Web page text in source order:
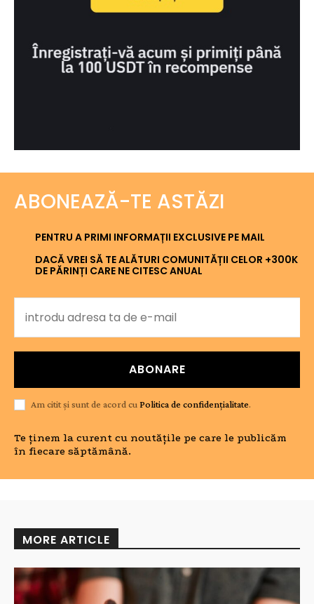
ABONEAZĂ-TE ASTĂZI
PENTRU A PRIMI INFORMAȚII EXCLUSIVE PE MAIL
DACĂ VREI SĂ TE ALĂTURI COMUNITĂȚII CELOR +300K
DE PĂRINȚI CARE NE CITESC ANUAL
ABONARE
Am citit și sunt de acord cu Politica de confidențialitate.
Te ținem la curent cu noutățile pe care le publicăm
în fiecare săptămână.
MORE ARTICLE